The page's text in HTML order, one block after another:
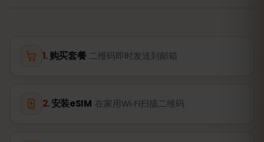
购买套餐 二维码即时发送到邮箱
安装eSIM 在家用Wi‑Fi扫描二维码